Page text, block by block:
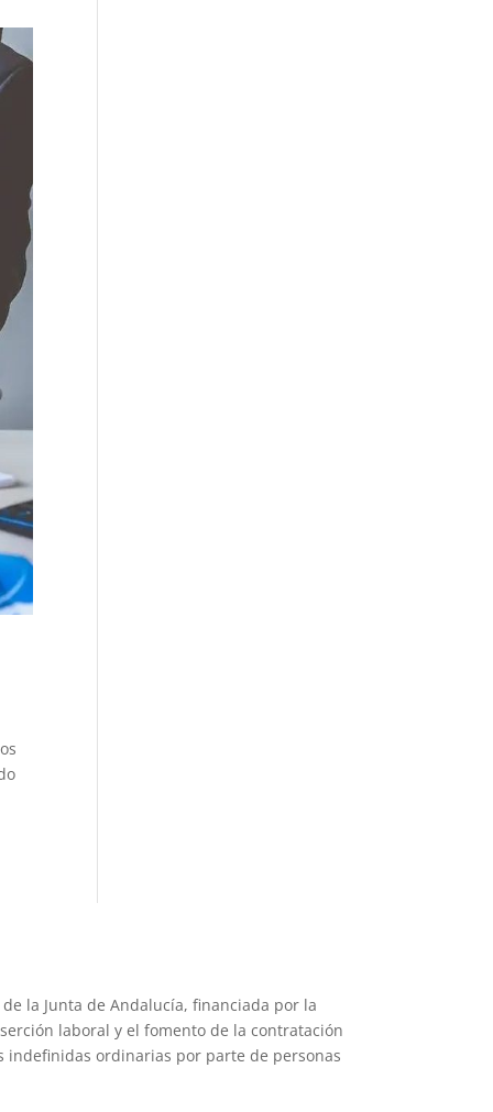
la Junta de Andalucía, financiada por la
laboral y el fomento de la contratación
indefinidas ordinarias por parte de personas